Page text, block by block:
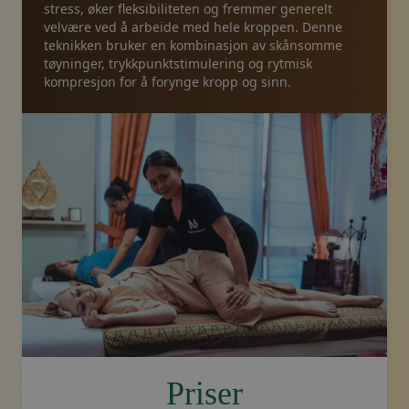
stress, øker fleksibiliteten og fremmer generelt
velvære ved å arbeide med hele kroppen. Denne
teknikken bruker en kombinasjon av skånsomme
tøyninger, trykkpunktstimulering og rytmisk
kompresjon for å forynge kropp og sinn.
Priser